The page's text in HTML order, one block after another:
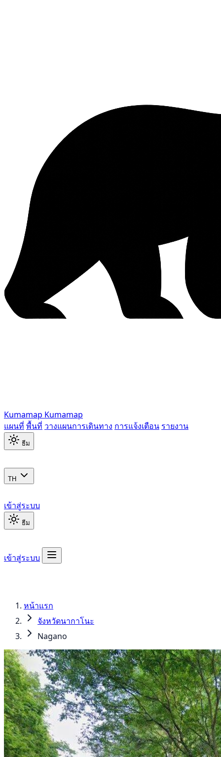
Kumamap Kumamap
แผนที่ พื้นที่ วางแผนการเดินทาง การแจ้งเตือน รายงาน
ธีม
TH
เข้าสู่ระบบ
ธีม
เข้าสู่ระบบ
หน้าแรก
จังหวัดนากาโนะ
Nagano